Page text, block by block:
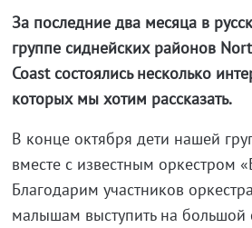
За последние два месяца в
группе сиднейских районов
Coast состоялись несколько
которых мы хотим рассказать.
В конце октября дети нашей
вместе с известным оркестром
Благодарим участников
малышам выступить на большой